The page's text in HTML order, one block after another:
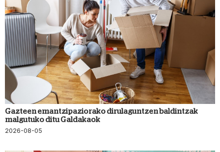
Gazteen emantzipaziorako dirulaguntzen baldintzak
malgutuko ditu Galdakaok
2026-08-05